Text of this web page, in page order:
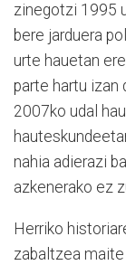
zinegotzi 1995
bere jarduera
urte hauetan
parte hartu izan
2007ko udal
nahia adierazi
azkenerako ez
Herriko
zabaltzea